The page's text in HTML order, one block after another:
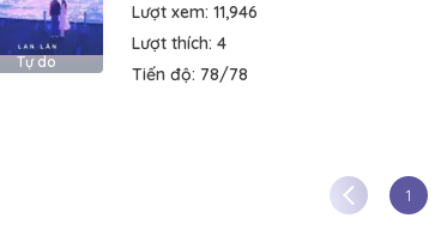
Tự do
Lượt xem: 11,946
Lượt thích: 4
Tiến độ: 78/78
1